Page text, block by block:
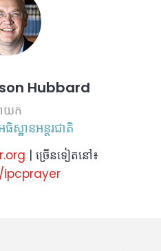
Hubbard
យក
ធិស្ឋានអន្តរជាតិ
| ច្រើនទៀតនៅ៖
ipcprayer